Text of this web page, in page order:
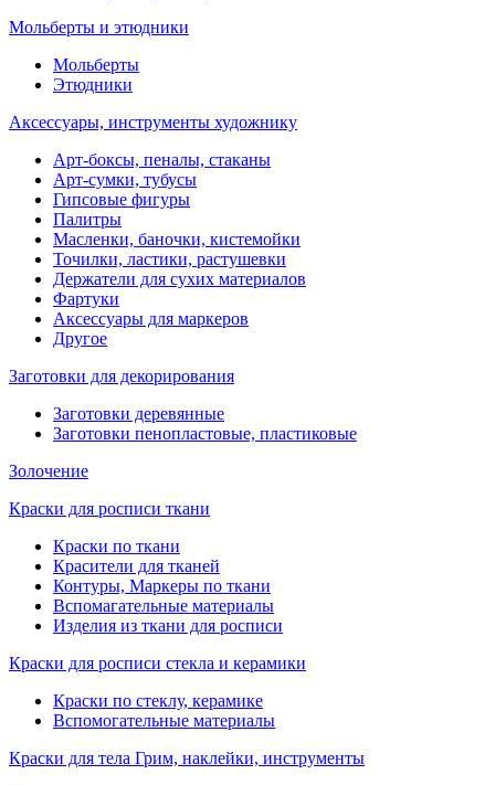
Мольберты и этюдники
Мольберты
Этюдники
Аксессуары, инструменты художнику
Арт-боксы, пеналы, стаканы
Арт-сумки, тубусы
Гипсовые фигуры
Палитры
Масленки, баночки, кистемойки
Точилки, ластики, растушевки
Держатели для сухих материалов
Фартуки
Аксессуары для маркеров
Другое
Заготовки для декорирования
Заготовки деревянные
Заготовки пенопластовые, пластиковые
Золочение
Краски для росписи ткани
Краски по ткани
Красители для тканей
Контуры, Маркеры по ткани
Вспомагательные материалы
Изделия из ткани для росписи
Краски для росписи стекла и керамики
Краски по стеклу, керамике
Вспомогательные материалы
Краски для тела Грим, наклейки, инструменты